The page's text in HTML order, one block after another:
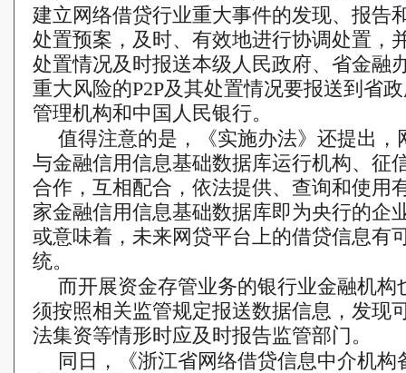
建立网络借贷行业重大事件的发现、报告
处置预案，及时、有效地进行协调处置，
处置情况及时报送本级人民政府、省金融
重大风险的P2P及其处置情况要报送到省
管理机构和中国人民银行。
值得注意的是，《实施办法》还提出，
与金融信用信息基础数据库运行机构、征
合作，互相配合，依法提供、查询和使用
家金融信用信息基础数据库即为央行的企
或意味着，未来网贷平台上的借贷信息有
统。
而开展资金存管业务的银行业金融机构
须按照相关监管规定报送数据信息，发现
法集资等情形时应及时报告监管部门。
同日，《浙江省网络借贷信息中介机